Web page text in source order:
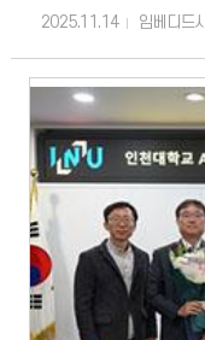
awards)2025 자율주
2025.11.14 임베디드